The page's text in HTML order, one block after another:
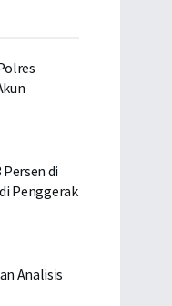
di
Penggerak
Analisis